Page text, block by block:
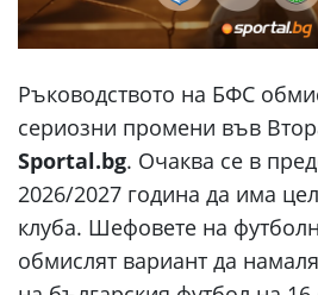
Ръководството на БФС
сериозни промени във
Sportal.bg. Очаква се в
2026/2027 година да има
клуба. Шефовете на
обмислят вариант да